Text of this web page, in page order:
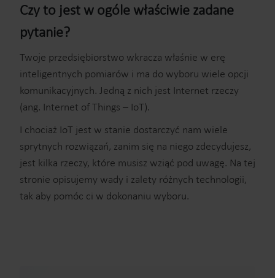
Czy to jest w ogóle właściwie zadane
pytanie?
Twoje przedsiębiorstwo wkracza właśnie w erę
inteligentnych pomiarów i ma do wyboru wiele opcji
komunikacyjnych. Jedną z nich jest Internet rzeczy
(ang. Internet of Things – IoT).
I chociaż IoT jest w stanie dostarczyć nam wiele
sprytnych rozwiązań, zanim się na niego zdecydujesz,
jest kilka rzeczy, które musisz wziąć pod uwagę. Na tej
stronie opisujemy wady i zalety różnych technologii,
tak aby pomóc ci w dokonaniu wyboru.